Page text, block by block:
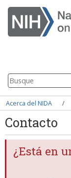
Search
Component
Breadcrumb
Acerca del NIDA
Contacto
¿Está en